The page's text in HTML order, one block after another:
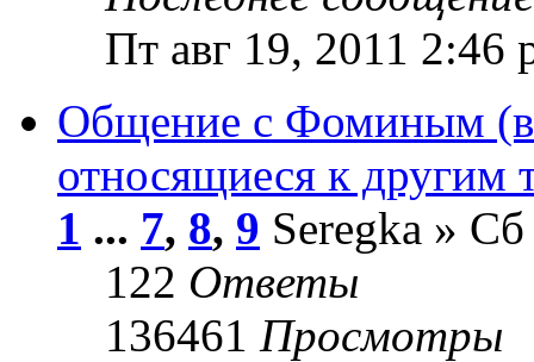
Пт авг 19, 2011 2:46
Общение с Фоминым
относящиеся к другим
1 ... 7, 8, 9 Seregka »
122 Ответы
136461 Просмотры